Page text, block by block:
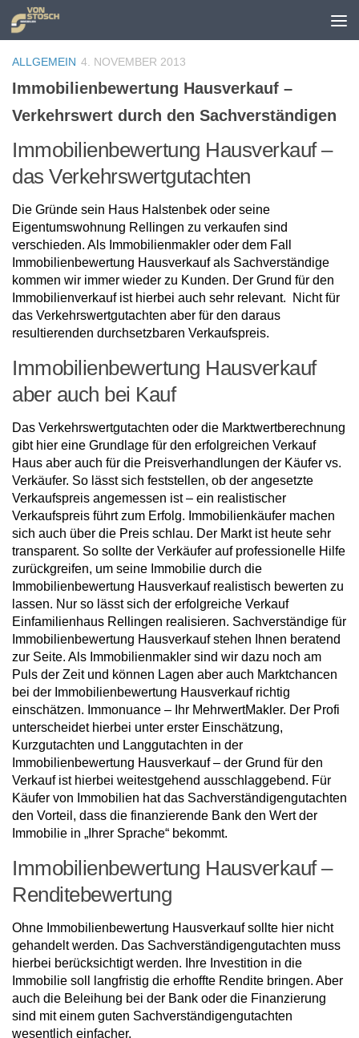
Zum Inhalt springen
ALLGEMEIN 4. NOVEMBER 2013
Immobilienbewertung Hausverkauf –
Verkehrswert durch den Sachverständigen
Immobilienbewertung Hausverkauf –
das Verkehrswertgutachten
Die Gründe sein Haus Halstenbek oder seine
Eigentumswohnung Rellingen zu verkaufen sind
verschieden. Als Immobilienmakler oder dem Fall
Immobilienbewertung Hausverkauf als Sachverständige
kommen wir immer wieder zu Kunden. Der Grund für den
Immobilienverkauf ist hierbei auch sehr relevant. Nicht für
das Verkehrswertgutachten aber für den daraus
resultierenden durchsetzbaren Verkaufspreis.
Immobilienbewertung Hausverkauf
aber auch bei Kauf
Das Verkehrswertgutachten oder die Marktwertberechnung
gibt hier eine Grundlage für den erfolgreichen Verkauf
Haus aber auch für die Preisverhandlungen der Käufer vs.
Verkäufer. So lässt sich feststellen, ob der angesetzte
Verkaufspreis angemessen ist – ein realistischer
Verkaufspreis führt zum Erfolg. Immobilienkäufer machen
sich auch über die Preis schlau. Der Markt ist heute sehr
transparent. So sollte der Verkäufer auf professionelle Hilfe
zurückgreifen, um seine Immobilie durch die
Immobilienbewertung Hausverkauf realistisch bewerten zu
lassen. Nur so lässt sich der erfolgreiche Verkauf
Einfamilienhaus Rellingen realisieren. Sachverständige für
Immobilienbewertung Hausverkauf stehen Ihnen beratend
zur Seite. Als Immobilienmakler sind wir dazu noch am
Puls der Zeit und können Lagen aber auch Marktchancen
bei der Immobilienbewertung Hausverkauf richtig
einschätzen. Immonuance – Ihr MehrwertMakler. Der Profi
unterscheidet hierbei unter erster Einschätzung,
Kurzgutachten und Langgutachten in der
Immobilienbewertung Hausverkauf – der Grund für den
Verkauf ist hierbei weitestgehend ausschlaggebend. Für
Käufer von Immobilien hat das Sachverständigengutachten
den Vorteil, dass die finanzierende Bank den Wert der
Immobilie in „Ihrer Sprache“ bekommt.
Immobilienbewertung Hausverkauf –
Renditebewertung
Ohne Immobilienbewertung Hausverkauf sollte hier nicht
gehandelt werden. Das Sachverständigengutachten muss
hierbei berücksichtigt werden. Ihre Investition in die
Immobilie soll langfristig die erhoffte Rendite bringen. Aber
auch die Beleihung bei der Bank oder die Finanzierung
sind mit einem guten Sachverständigengutachten
wesentlich einfacher.